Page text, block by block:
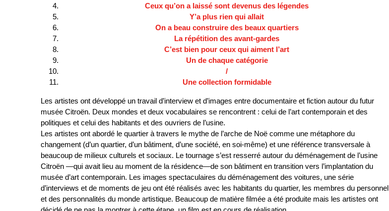
Ceux qu’on a laissé sont devenus des légendes
Y’a plus rien qui allait
On a beau construire des beaux quartiers
La répétition des avant-gardes
C’est bien pour ceux qui aiment l’art
Un de chaque catégorie
/
Une collection formidable
Les artistes ont développé un travail d’interview et d’images entre documentaire et fiction autour du futur
musée Citroën. Deux mondes et deux vocabulaires se rencontrent : celui de l’art contemporain et des
politiques et celui des habitants et des ouvriers de l’usine.
Les artistes ont abordé le quartier à travers le mythe de l’arche de Noë comme une métaphore du
changement (d’un quartier, d’un bâtiment, d’une société, en soi-même) et une référence transversale à
beaucoup de milieux culturels et sociaux. Le tournage s’est resserré autour du déménagement de l’usine
Citroën —qui avait lieu au moment de la résidence—de son bâtiment en transition vers l’implantation du
musée d’art contemporain. Les images spectaculaires du déménagement des voitures, une série
d’interviews et de moments de jeu ont été réalisés avec les habitants du quartier, les membres du personnel
et des personnalités du monde artistique. Beaucoup de matière filmée a été produite mais les artistes ont